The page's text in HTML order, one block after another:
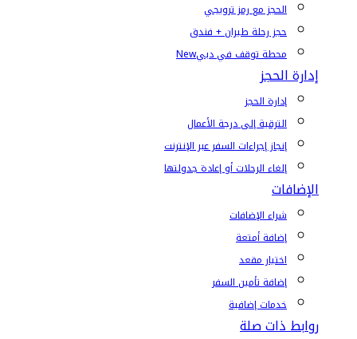
الحجز مع رمز ترويجي
حجز رحلة طيران + فندق
محطة توقف في دبيNew
إدارة الحجز
إدارة الحجز
الترقية إلى درجة الأعمال
إنجاز إجراءات السفر عبر الإنترنت
إلغاء الرحلات أو إعادة جدولتها
الإضافات
شراء الإضافات
إضافة أمتعة
اختيار مقعد
إضافة تأمين السفر
خدمات إضافية
روابط ذات صلة